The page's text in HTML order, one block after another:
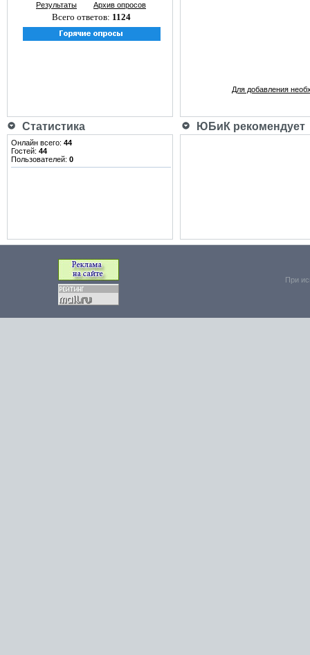
Результаты Архив опросов
Всего ответов: 1124
Для добавления
Статистика ЮБиК рекомендует
Онлайн всего: 44
Гостей: 44
Пользователей: 0
При